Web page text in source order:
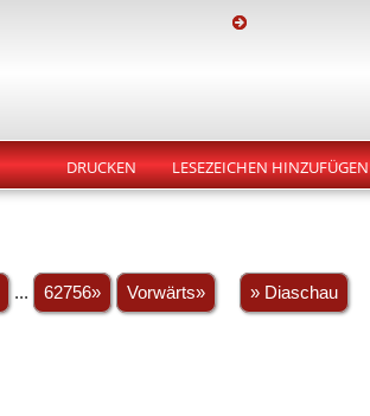
DRUCKEN LESEZEICHEN HINZUFÜGEN
... 62756» Vorwärts» » Diaschau